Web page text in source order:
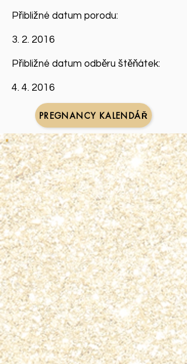
Přibližné datum porodu:
3. 2. 2016
Přibližné datum odběru štěňátek:
4. 4. 2016
PREGNANCY KALENDÁŘ